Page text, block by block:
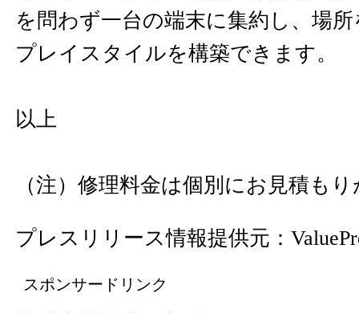
を問わず一台の端末に集約し、場
プレイスタイルを構築できます。
以上
（注）修理料金は個別にお見積も
プレスリリース情報提供元：
スポンサードリンク